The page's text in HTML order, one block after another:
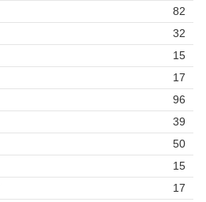
82
32
15
17
96
39
50
15
17